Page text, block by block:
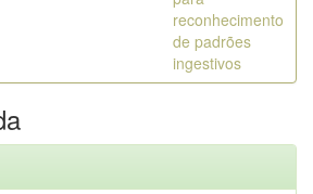
reconhecimento
de padrões
ingestivos